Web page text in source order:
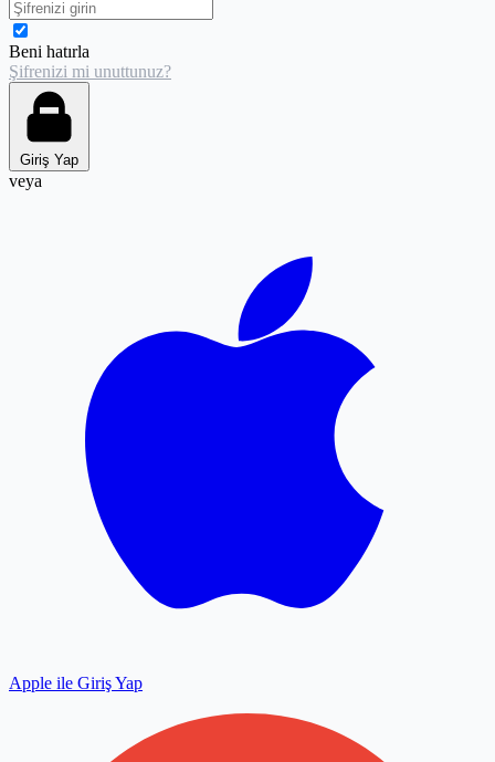
Beni hatırla
Şifrenizi mi unuttunuz?
Giriş Yap
veya
Apple ile Giriş Yap